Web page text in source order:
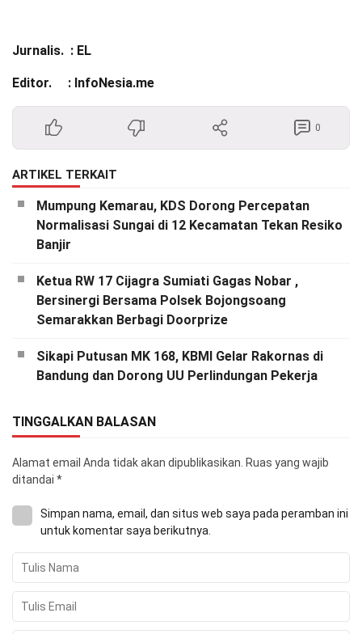
Jurnalis. : EL
Editor. : InfoNesia.me
0
ARTIKEL TERKAIT
Mumpung Kemarau, KDS Dorong Percepatan
Normalisasi Sungai di 12 Kecamatan Tekan Resiko
Banjir
Ketua RW 17 Cijagra Sumiati Gagas Nobar ,
Bersinergi Bersama Polsek Bojongsoang
Semarakkan Berbagi Doorprize
Sikapi Putusan MK 168, KBMI Gelar Rakornas di
Bandung dan Dorong UU Perlindungan Pekerja
TINGGALKAN BALASAN
Alamat email Anda tidak akan dipublikasikan. Ruas yang wajib
ditandai *
Simpan nama, email, dan situs web saya pada peramban ini
untuk komentar saya berikutnya.